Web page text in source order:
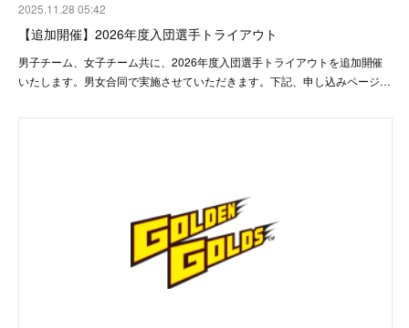
2025.11.28 05:42
【追加開催】2026年度入団選手トライアウト
男子チーム、女子チーム共に、2026年度入団選手トライアウトを追加開催
いたします。男女合同で実施させていただきます。下記、申し込みページ…